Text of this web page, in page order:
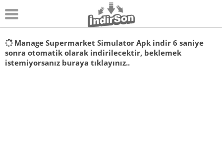
Android
Pc Oyunları
Manage Supermarket Simulator Apk indir 6 saniye
sonra otomatik olarak indirilecektir, beklemek
istemiyorsanız buraya tıklayınız..